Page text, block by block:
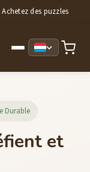
des puzzles
Durable
et